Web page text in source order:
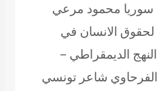
سوريا محمود مرعي
الانسان في
الديمقراطي –
شاعر تونسي